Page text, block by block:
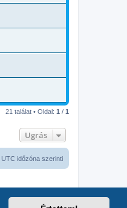
21 találat • Oldal: 1 / 1
Ugrás
UTC időzóna szerinti